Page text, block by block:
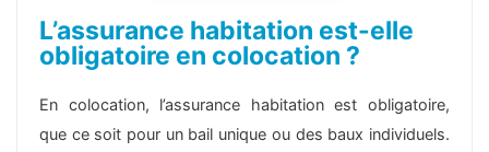
L’assurance habitation est-elle
obligatoire en colocation ?
En colocation, l’assurance habitation est obligatoire,
que ce soit pour un bail unique ou des baux individuels.